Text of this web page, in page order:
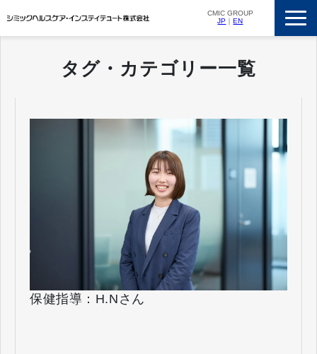
CMIC GROUP
JP ｜EN
私たちの強み
ニュースリリース
会社概要
採用情報
タグ・カテゴリー一覧
保健指導：H.Nさん